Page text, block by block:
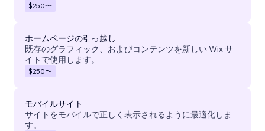
$250〜
ホームページの引っ越し
既存のグラフィック、およびコンテンツを新しい Wix サ
イトで使用します。
$250〜
モバイルサイト
サイトをモバイルで正しく表示されるように最適化しま
す。